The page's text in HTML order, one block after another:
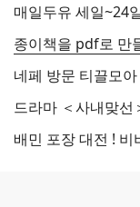
매일두유 세일~24
종이책을 pdf로 만
네페 방문 티끌모
배민 포장 대전 !